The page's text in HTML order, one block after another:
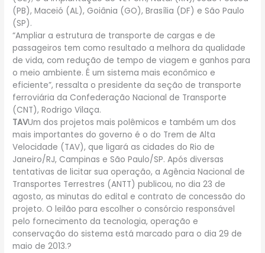
(PB), Maceió (AL), Goiânia (GO), Brasília (DF) e São Paulo
(SP).
“Ampliar a estrutura de transporte de cargas e de
passageiros tem como resultado a melhora da qualidade
de vida, com redução de tempo de viagem e ganhos para
o meio ambiente. É um sistema mais econômico e
eficiente”, ressalta o presidente da seção de transporte
ferroviária da Confederação Nacional de Transporte
(CNT), Rodrigo Vilaça.
TAVUm dos projetos mais polêmicos e também um dos
mais importantes do governo é o do Trem de Alta
Velocidade (TAV), que ligará as cidades do Rio de
Janeiro/RJ, Campinas e São Paulo/SP. Após diversas
tentativas de licitar sua operação, a Agência Nacional de
Transportes Terrestres (ANTT) publicou, no dia 23 de
agosto, as minutas do edital e contrato de concessão do
projeto. O leilão para escolher o consórcio responsável
pelo fornecimento da tecnologia, operação e
conservação do sistema está marcado para o dia 29 de
maio de 2013.?